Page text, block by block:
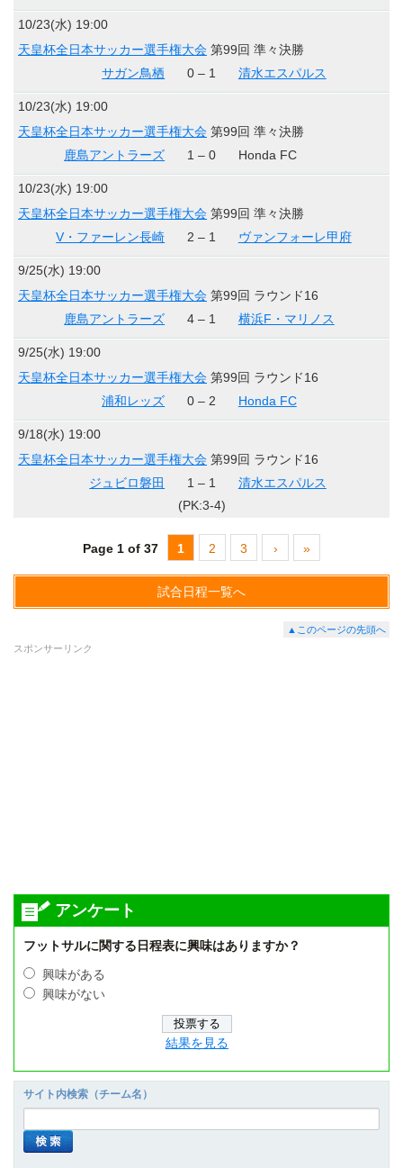
10/23(水) 19:00
天皇杯全日本サッカー選手権大会 第99回 準々決勝
サガン鳥栖
0 – 1 清水エスパルス
10/23(水) 19:00
天皇杯全日本サッカー選手権大会 第99回 準々決勝
鹿島アントラーズ
1 – 0 Honda FC
10/23(水) 19:00
天皇杯全日本サッカー選手権大会 第99回 準々決勝
V・ファーレン長崎
2 – 1 ヴァンフォーレ甲府
9/25(水) 19:00
天皇杯全日本サッカー選手権大会 第99回 ラウンド16
鹿島アントラーズ
4 – 1 横浜F・マリノス
9/25(水) 19:00
天皇杯全日本サッカー選手権大会 第99回 ラウンド16
浦和レッズ
0 – 2 Honda FC
9/18(水) 19:00
天皇杯全日本サッカー選手権大会 第99回 ラウンド16
ジュビロ磐田
1 – 1
清水エスパルス
(PK:3-4)
Page 1 of 37 1 2 3 › »
試合日程一覧へ
▲このページの先頭へ
スポンサーリンク
アンケート
フットサルに関する日程表に興味はありますか？
興味がある
興味がない
結果を見る
サイト内検索（チーム名）